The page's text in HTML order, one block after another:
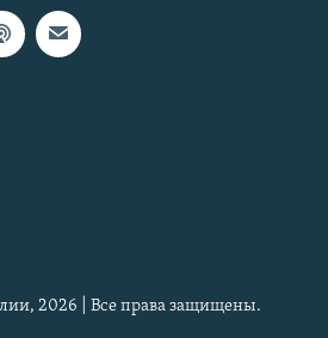
2026 | Все права защищены.